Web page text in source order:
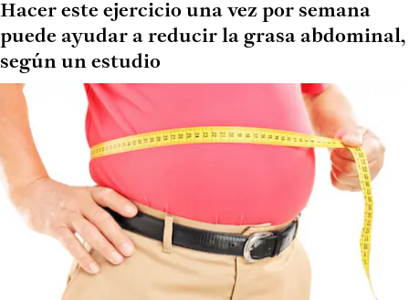
Hacer este ejercicio una vez por semana
puede ayudar a reducir la grasa abdominal,
según un estudio